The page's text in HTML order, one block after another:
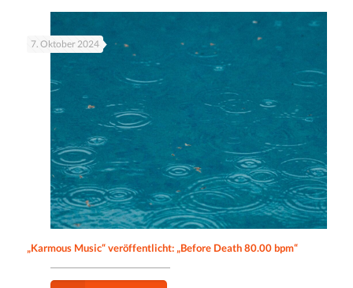
7. Oktober 2024
„Karmous Music“ veröffentlicht: „Before Death 80.00 bpm“